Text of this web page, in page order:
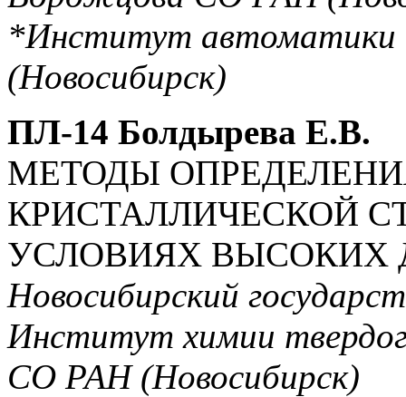
*Институт
(Новосибирск)
ПЛ-14 Болдырева Е.В.
МЕТОДЫ
КРИСТАЛЛИЧЕСКОЙ
УСЛОВИЯХ ВЫСОКИХ
Новосибирский
Институт химии
СО РАН (Новосибирск)